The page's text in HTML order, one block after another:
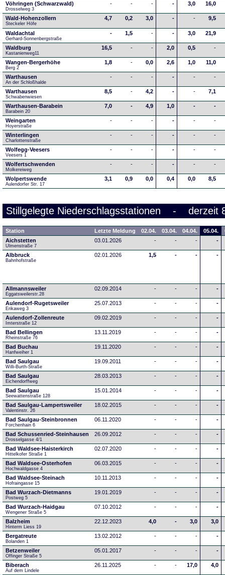
Vöhringen (Schwarzwald)
Drosselweg 3
- - - - 3,0 16,0
Wald-Hohenzollern
Steckeler Höfe
4,7 0,2 3,0 - - 9,5
Waldachtal
Gerhard-Sonnenbergstraße
- 1,5 - - 3,0 21,9
Waldburg
Kastanienweg11
16,5 - - 2,0 0,5 -
Wangen-Bergerhöhe
Berg 2
1,8 - 0,0 2,6 1,0 11,0
Warthausen
An der Schloßhalde
- - - - - -
Warthausen
Schwabenwiesen
8,5 - 4,2 - - 7,1
Warthausen-Barabein
Barabein 20
7,0 - 4,9 1,0 - -
Weingarten
Hoyerstraße
- - - - - -
Winterlingen
Charlottenstraße
- - - - - -
Wolfegg-Veesers
Veesers 1
- - - - - -
Wolfertschwenden
Molkereiweg
- - - - - -
Wolpertswende
Aulendorfer Str. 17
3,1 0,9 0,0 0,4 0,0 8,5
Stillgelegte Niederschlagsstationen - derzeit
Station Letzte Meldung 02.04. 03.04. 04.04. 05.04.
Aichstetten
Ulmenstraße 7
03.01.2026 - - - -
Albbruck
Bahnhofstraße
02.01.2026 1,5 - - -
Allmannsweiler
Eggatsweilerstr.28
02.09.2014 - - - -
Aulendorf-Rugetsweiler
Erikaweg 3
25.07.2013 - - - -
Aulendorf-Zollenreute
Imterstraße 12
09.02.2019 - - - -
Bad Bellingen
Rheinstraße 76
13.11.2019 - - - -
Bad Buchau
Hanfweiher 1
19.11.2020 - - - -
Bad Saulgau
Willi-Burth-Straße
19.09.2011 - - - -
Bad Saulgau
Eichendorffweg
28.03.2013 - - - -
Bad Saulgau
Seewattenstraße 128
15.01.2014 - - - -
Bad Saulgau-Lampertsweiler
Valentinstr. 26
18.02.2015 - - - -
Bad Saulgau-Steinbronnen
Forchenhain 6
06.11.2020 - - - -
Bad Schussenried-Steinhausen
Drosselgasse 4/1
26.09.2012 - - - -
Bad Waldsee-Haisterkirch
Hittelkofer Straße 1
02.07.2020 - - - -
Bad Waldsee-Osterhofen
Hochwaldgasse 4
06.03.2015 - - - -
Bad Waldsee-Steinach
Hofraingasse 15
10.11.2013 - - - -
Bad Wurzach-Dietmanns
Postweg 5
19.01.2019 - - - -
Bad Wurzach-Haidgau
Wengener Straße 5
07.10.2012 - - - -
Balzheim
Hinterm Liess 19
22.12.2023 4,0 - 3,0 3,0
Bergatreute
Bolanden 1
13.02.2012 - - - -
Betzenweiler
Offinger Straße 5
05.01.2017 - - - -
Biberach
Auf dem Lindele
26.11.2025 - - 17,0 4,0